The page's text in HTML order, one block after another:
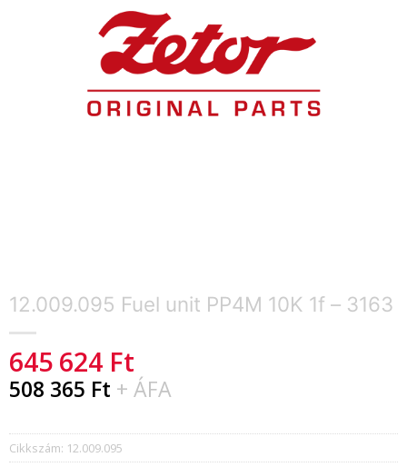
12.009.095 Fuel unit PP4M 10K 1f – 3163
645 624 Ft
508 365 Ft + ÁFA
Cikkszám: 12.009.095